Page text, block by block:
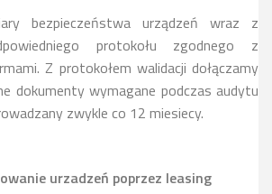
bezpieczeństwa urządzeń wraz z
protokołu zgodnego z
Z protokołem walidacji dołączamy
dokumenty wymagane podczas audytu
zwykle co 12 miesiecy.
urzadzeń poprzez leasing